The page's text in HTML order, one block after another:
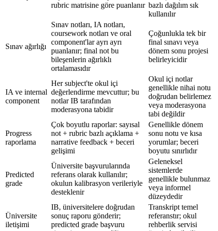
rubric matrisine göre puanlanır bazlı dağılım sık
kullanılır
Sınav ağırlığı
Sınav notları, IA notları,
coursework notları ve oral
component'lar ayrı ayrı
puanlanır; final not bu
bileşenlerin ağırlıklı
ortalamasıdır
Çoğunlukla tek bir
final sınavı veya
dönem sonu projesi
belirleyicidir
IA ve internal
component
Her subject'te okul içi
değerlendirme mevcuttur; bu
notlar IB tarafından
moderasyona tabidir
Okul içi notlar
genellikle nihai notu
doğrudan belirlemez
veya moderasyona
tabi değildir
Progress
raporlama
Çok boyutlu raporlar: sayısal
not + rubric bazlı açıklama +
narrative feedback + beceri
gelişimi
Genellikle dönem
sonu notu ve kısa
yorumlar; beceri
boyutu sınırlıdır
Predicted
grade
Üniversite başvurularında
referans olarak kullanılır;
okulun kalibrasyon verileriyle
desteklenir
Geleneksel
sistemlerde
genellikle bulunmaz
veya informel
düzeydedir
Üniversite
iletişimi
IB, üniversitelere doğrudan
sonuç raporu gönderir;
predicted grade başvuru
Transkript temel
referanstır; okul
rehberlik servisi